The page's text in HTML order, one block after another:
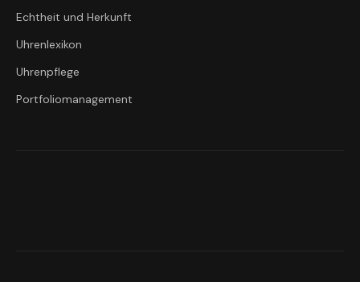
Echtheit und Herkunft
Uhrenlexikon
Uhrenpflege
Portfoliomanagement